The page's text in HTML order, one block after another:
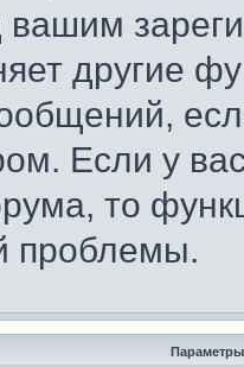
вашим
другие
Если у
то
проблемы.
Параметры